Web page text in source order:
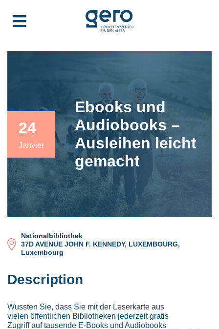
24
Janvier
Ebooks und
Audiobooks –
Ausleihen leicht
gemacht
Nationalbibliothek
37D AVENUE JOHN F. KENNEDY, LUXEMBOURG,
Luxembourg
Description
Wussten Sie, dass Sie mit der Leserkarte aus
vielen öffentlichen Bibliotheken jederzeit gratis
Zugriff auf tausende E-Books und Audiobooks